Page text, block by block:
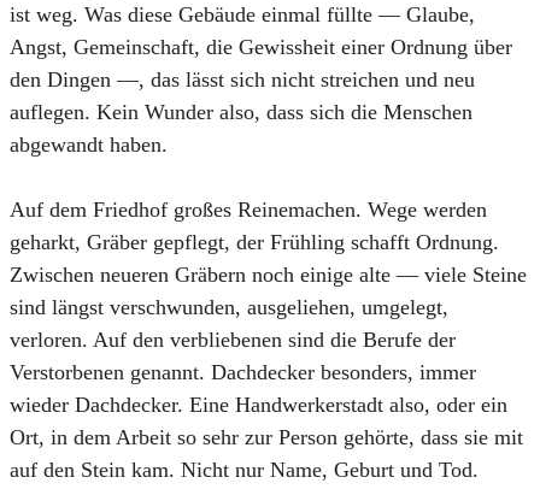
ist weg. Was diese Gebäude einmal füllte — Glaube,
Angst, Gemeinschaft, die Gewissheit einer Ordnung über
den Dingen —, das lässt sich nicht streichen und neu
auflegen. Kein Wunder also, dass sich die Menschen
abgewandt haben.
Auf dem Friedhof großes Reinemachen. Wege werden
geharkt, Gräber gepflegt, der Frühling schafft Ordnung.
Zwischen neueren Gräbern noch einige alte — viele Steine
sind längst verschwunden, ausgeliehen, umgelegt,
verloren. Auf den verbliebenen sind die Berufe der
Verstorbenen genannt. Dachdecker besonders, immer
wieder Dachdecker. Eine Handwerkerstadt also, oder ein
Ort, in dem Arbeit so sehr zur Person gehörte, dass sie mit
auf den Stein kam. Nicht nur Name, Geburt und Tod.